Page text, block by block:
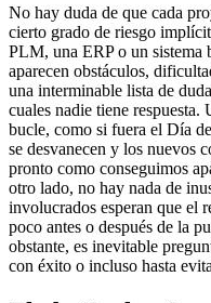
No hay duda de que cada
cierto grado de riesgo
PLM, una ERP o un sistema
aparecen obstáculos,
una interminable lista de
cuales nadie tiene respuesta.
bucle, como si fuera el Día
se desvanecen y los nuevos
pronto como conseguimos
otro lado, no hay nada de
involucrados esperan que el
poco antes o después de la
obstante, es inevitable
con éxito o incluso hasta